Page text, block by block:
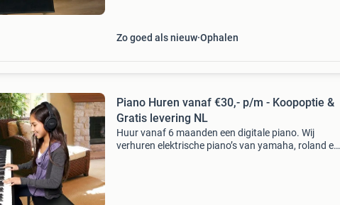
Zo goed als nieuw Ophalen
Piano Huren vanaf €30,- p/m - Koopoptie &
Gratis levering NL
Huur vanaf 6 maanden een digitale piano. Wij
verhuren elektrische piano’s van yamaha, roland en